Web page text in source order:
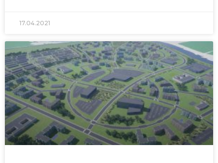
17.04.2021